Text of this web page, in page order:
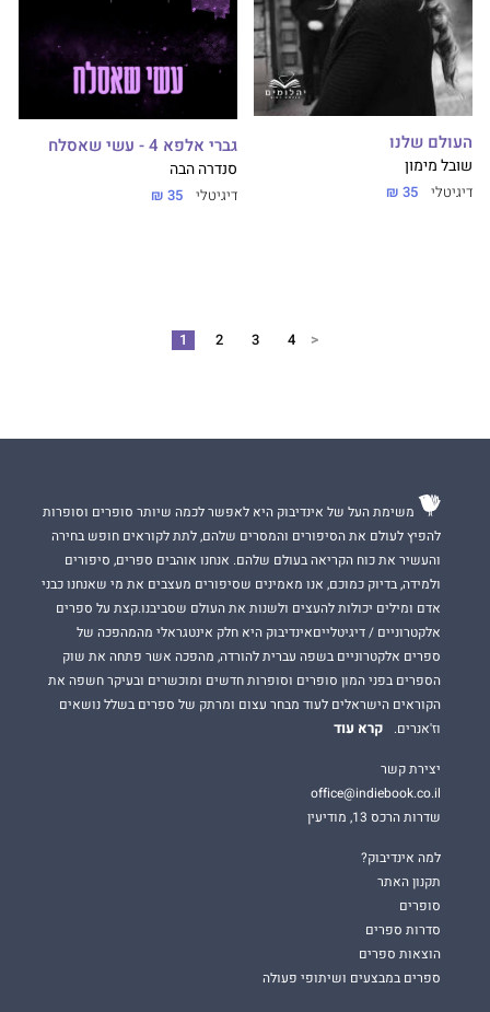
העולם שלנו
שובל מימון
דיגיטלי 35 ₪
גברי אלפא 4 - עשי שאסלח
סנדרה הבה
דיגיטלי 35 ₪
<
4
3
2
1
משימת העל של אינדיבוק היא לאפשר לכמה שיותר סופרים וסופרות
להפיץ לעולם את הסיפורים והמסרים שלהם, לתת לקוראים חופש בחירה
והעשיר את כוח הקריאה בעולם שלהם. אנחנו אוהבים ספרים, סיפורים
ולמידה, בדיוק כמוכם, אנו מאמינים שסיפורים מעצבים את מי שאנחנו כבני
אדם ומילים יכולות להעצים ולשנות את העולם שסביבנו.קצת על ספרים
אלקטרוניים / דיגיטלייםאינדיבוק היא חלק אינטגראלי מהמהפכה של
ספרים אלקטרוניים בשפה עברית להורדה, מהפכה אשר פתחה את שוק
הספרים בפני המון סופרים וסופרות חדשים ומוכשרים ובעיקר חשפה את
הקוראים הישראלים לעוד מבחר עצום ומרתק של ספרים בשלל נושאים
וז'אנרים.
קרא עוד
יצירת קשר
office@indiebook.co.il
שדרות הרכס 13, מודיעין
למה אינדיבוק?
תקנון האתר
סופרים
סדרות ספרים
הוצאות ספרים
ספרים במבצעים ושיתופי פעולה